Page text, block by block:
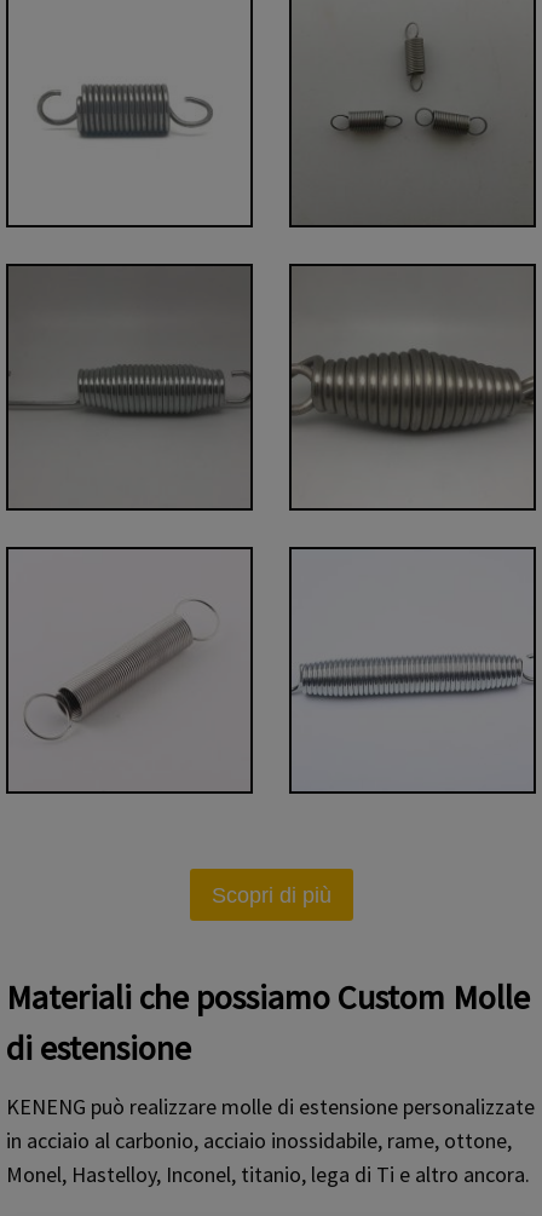
Scopri di più
Materiali che possiamoCustom Molle
di estensione
KENENG può realizzare molle di estensione personalizzate
in acciaio al carbonio, acciaio inossidabile, rame, ottone,
Monel, Hastelloy, Inconel, titanio, lega di Ti e altro ancora.